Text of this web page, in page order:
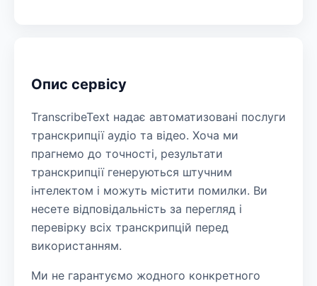
Опис сервісу
TranscribeText надає автоматизовані послуги
транскрипції аудіо та відео. Хоча ми
прагнемо до точності, результати
транскрипції генеруються штучним
інтелектом і можуть містити помилки. Ви
несете відповідальність за перегляд і
перевірку всіх транскрипцій перед
використанням.
Ми не гарантуємо жодного конкретного